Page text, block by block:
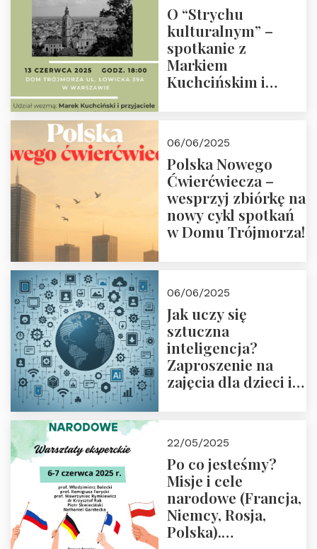
O “Strychu
kulturalnym” –
spotkanie z
Markiem
Kuchcińskim i
18:00
06/06/2025
Polska Nowego
Ćwierćwiecza –
wesprzyj zbiórkę na
nowy cykl spotkań
w Domu Trójmorza!
06/06/2025
Jak uczy się
sztuczna
inteligencja?
Zaproszenie na
zajęcia dla dzieci i
22/05/2025
Po co jesteśmy?
Misje i cele
narodowe (Francja,
Niemcy, Rosja,
Polska).